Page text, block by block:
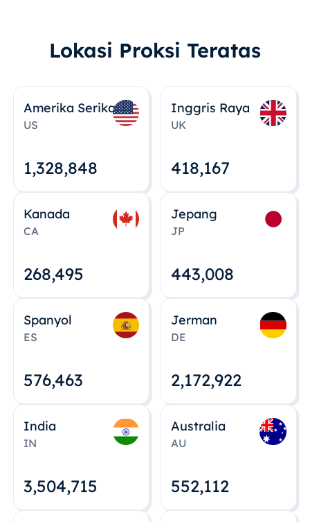
Lokasi Proksi Teratas
Amerika Serikat
US
1,328,848
Inggris Raya
UK
418,167
Kanada
CA
268,495
Jepang
JP
443,008
Spanyol
ES
576,463
Jerman
DE
2,172,922
India
IN
3,504,715
Australia
AU
552,112